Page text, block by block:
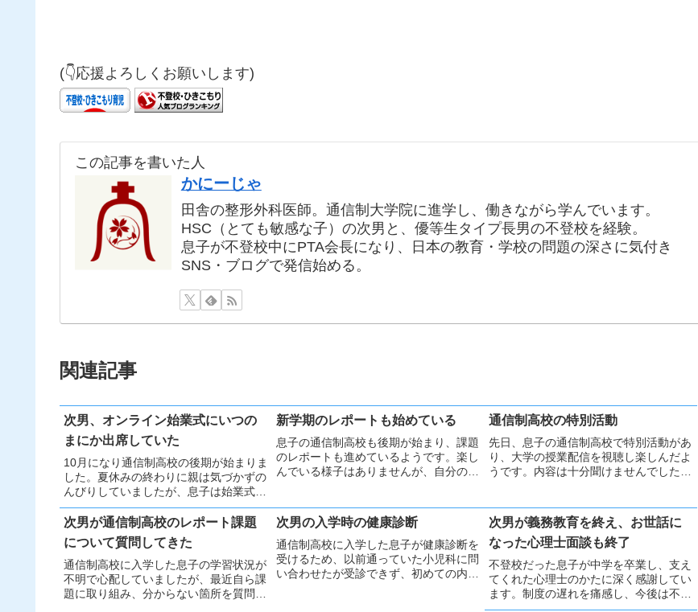
(👇応援よろしくお願いします)
この記事を書いた人
かにーじゃ
田舎の整形外科医師。通信制大学院に進学し、働きながら学んでいます。
HSC（とても敏感な子）の次男と、優等生タイプ長男の不登校を経験。
息子が不登校中にPTA会長になり、日本の教育・学校の問題の深さに気付き
SNS・ブログで発信始める。
関連記事
次男、オンライン始業式にいつの
まにか出席していた
10月になり通信制高校の後期が始まりま
した。夏休みの終わりに親は気づかずの
んびりしていましたが、息子は始業式を
理解し自らオンライン出席していまし
た。後期はレポートや試験も増えます
が、体調に合わせ無理せず自分のペース
で進めてほしいと思います。
新学期のレポートも始めている
息子の通信制高校も後期が始まり、課題
のレポートも進めているようです。楽し
んでいる様子はありませんが、自分のペ
と思います。
通信制高校の特別活動
先日、息子の通信制高校で特別活動があ
り、大学の授業配信を視聴し楽しんだよ
うです。内容は十分聞けませんでした
次男が通信制高校のレポート課題
について質問してきた
通信制高校に入学した息子の学習状況が
不明で心配していましたが、最近自ら課
題に取り組み、分からない箇所を質問す
次男の入学時の健康診断
通信制高校に入学した息子が健康診断を
受けるため、以前通っていた小児科に問
い合わせたが受診できず、初めての内科
次男が義務教育を終え、お世話に
なった心理士面談も終了
不登校だった息子が中学を卒業し、支え
てくれた心理士のかたに深く感謝してい
ます。制度の遅れを痛感し、今後は不登
校の子どもや保護者の支えとなれるよ